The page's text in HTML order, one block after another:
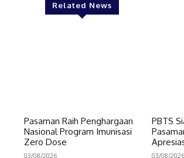
Related News
Pasaman Raih Penghargaan
Nasional Program Imunisasi
Zero Dose
03/08/2026
PBTS
03/08/2026